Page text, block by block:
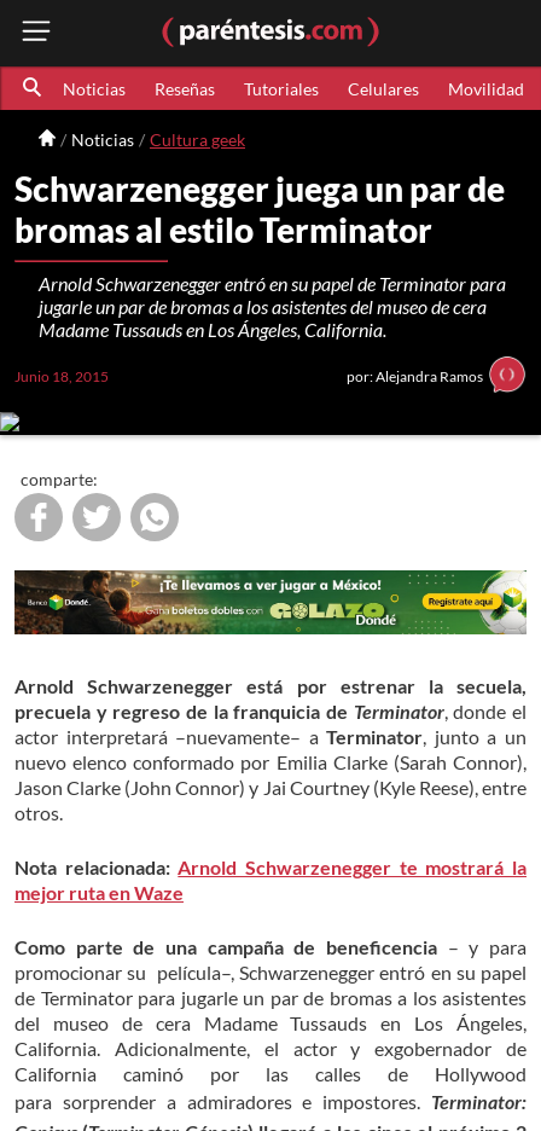
Noticias Reseñas Tutoriales Celulares Movilidad
Noticias Cultura geek
Schwarzenegger juega un par de
bromas al estilo Terminator
Arnold Schwarzenegger entró en su papel de Terminator para
jugarle un par de bromas a los asistentes del museo de cera
Madame Tussauds en Los Ángeles, California.
Junio 18, 2015 por: Alejandra Ramos
comparte:
Arnold Schwarzenegger está por estrenar la secuela,
precuela y regreso de la franquicia de Terminator, donde el
actor interpretará –nuevamente– aTerminator , junto a un
nuevo elenco conformado por Emilia Clarke (Sarah Connor),
Jason Clarke (John Connor) y Jai Courtney (Kyle Reese), entre
otros.
Nota relacionada: Arnold Schwarzenegger te mostrará la
mejor ruta en Waze
Como parte de una campaña de beneficencia – y para
promocionar su película–, Schwarzenegger entró en su papel
de Terminator para jugarle un par de bromas a los asistentes
del museo de cera Madame Tussauds en Los Ángeles,
California. Adicionalmente, el actor y exgobernador de
California caminó por las calles de Hollywood
para sorprender a admiradores e impostores. Terminator: